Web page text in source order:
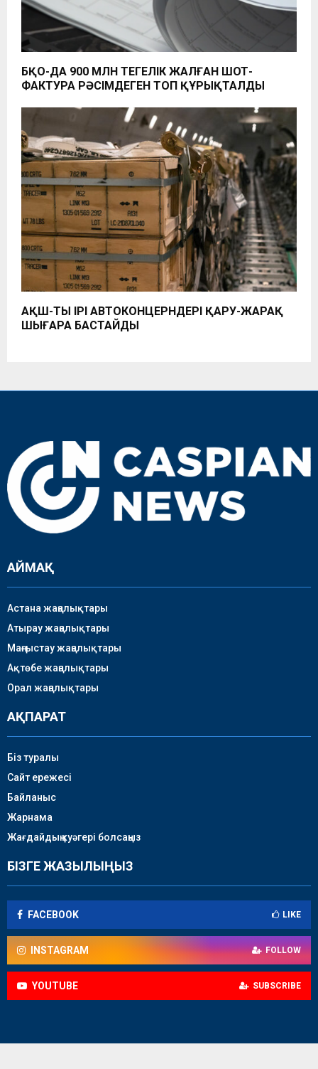
БҚО-ДА 900 МЛН ТЕҢГЕЛІК ЖАЛҒАН ШОТ-
ФАКТУРА РӘСІМДЕГЕН ТОП ҚҰРЫҚТАЛДЫ
АҚШ-ТЫҢ ІРІ АВТОКОНЦЕРНДЕРІ ҚАРУ-ЖАРАҚ
ШЫҒАРА БАСТАЙДЫ
АЙМАҚ
Астана жаңалықтары
Атырау жаңалықтары
Маңғыстау жаңалықтары
Ақтөбе жаңалықтары
Орал жаңалықтары
АҚПАРАТ
Біз туралы
Сайт ережесі
Байланыс
Жарнама
Жағдайдың куәгері болсаңыз
БІЗГЕ ЖАЗЫЛЫҢЫЗ
FACEBOOK LIKE
INSTAGRAM FOLLOW
YOUTUBE SUBSCRIBE